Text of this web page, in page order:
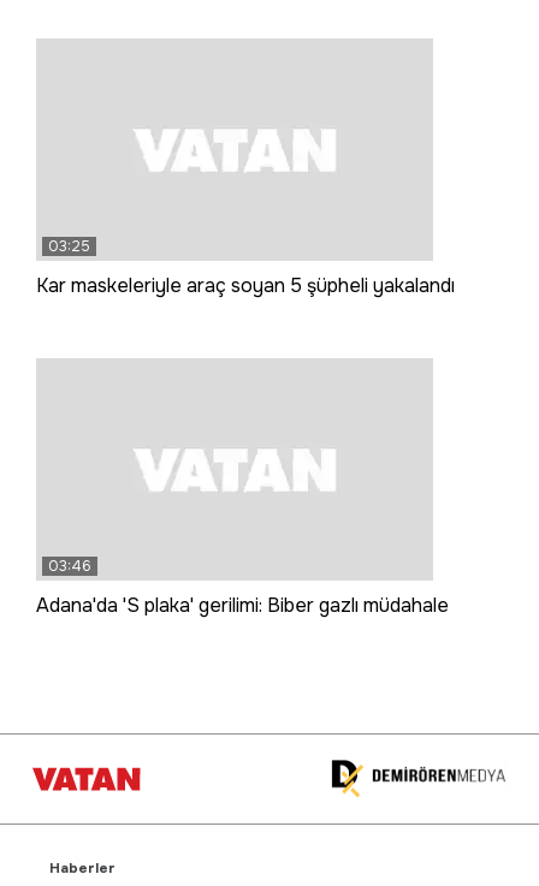
03:25
Kar maskeleriyle araç soyan 5 şüpheli yakalandı
03:46
Adana'da 'S plaka' gerilimi: Biber gazlı müdahale
Haberler